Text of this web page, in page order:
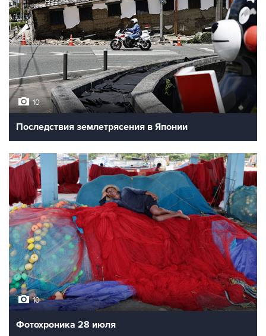
10
Последствия землетрясения в Японии
10
Фотохроника 28 июля